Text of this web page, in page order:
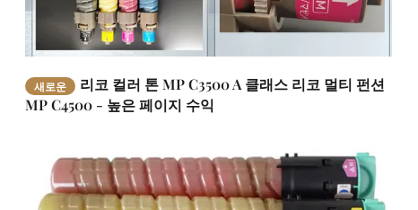
새로운
리코 컬러 톤 MP C3500 A 클래스 리코 멀티 펀션
MP C4500 - 높은 페이지 수익